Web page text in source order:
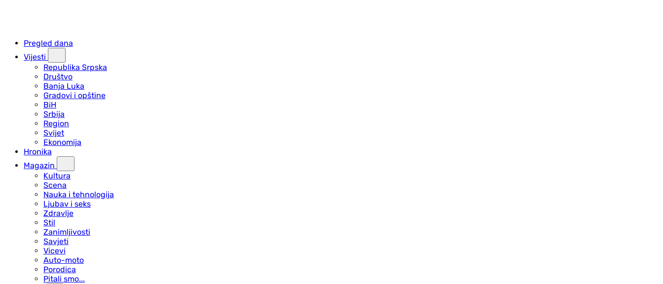
Pregled dana
Vijesti
Republika Srpska
Društvo
Banja Luka
Gradovi i opštine
BiH
Srbija
Region
Svijet
Ekonomija
Hronika
Magazin
Kultura
Scena
Nauka i tehnologija
Ljubav i seks
Zdravlje
Stil
Zanimljivosti
Savjeti
Vicevi
Auto-moto
Porodica
Pitali smo...